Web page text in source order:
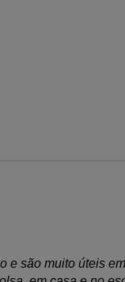
e são muito úteis